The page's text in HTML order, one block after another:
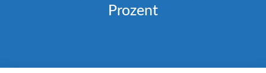
Prozent